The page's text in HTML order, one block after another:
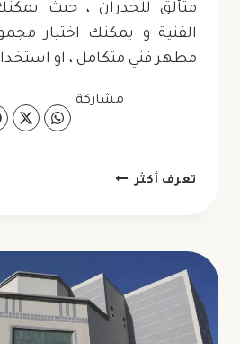
متألق للجدران ، حيث
الفنية و يمكنك اختيار
مظهر فني متكامل ، او
مشاركة
تعرف أكثر ديكورات
ت:
0523754330
تزيين
جدران